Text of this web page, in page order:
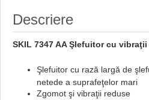
Descriere
SKIL 7347 AA Şlefuitor cu vibraţii
Şlefuitor cu rază largă de
netede a suprafeţelor mari
Zgomot şi vibraţii reduse